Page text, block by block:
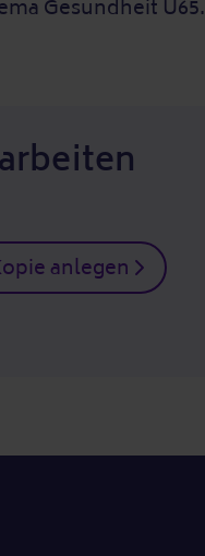
Gesundheit Ü65.
anlegen